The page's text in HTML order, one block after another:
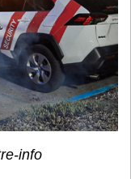
info